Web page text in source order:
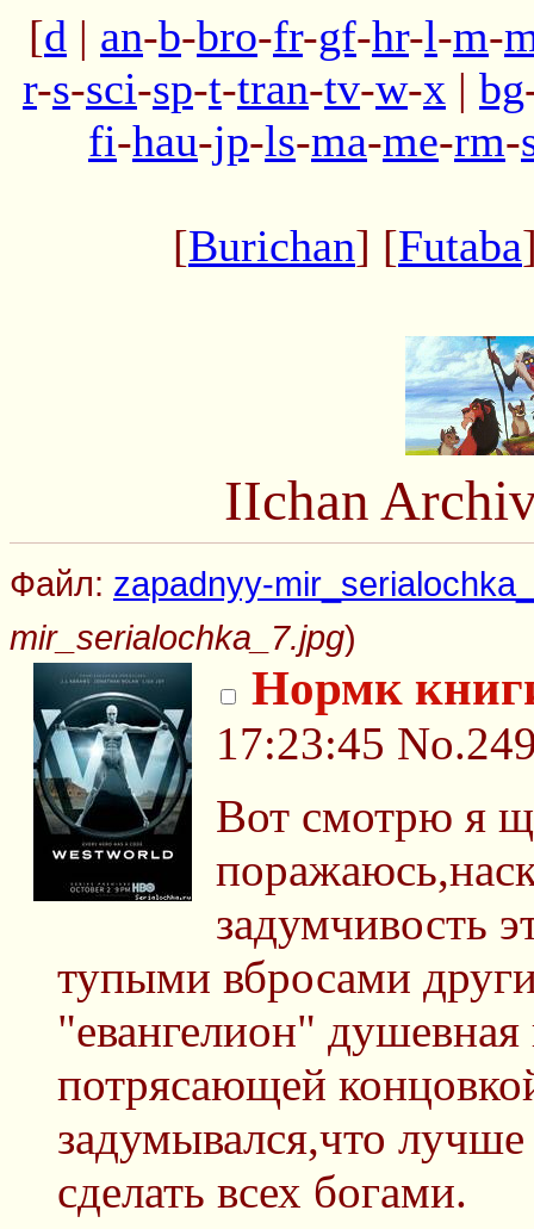
[d | an-b-bro-fr-gf-hr-l-m-
r-s-sci-sp-t-tran-tv-w-x | bg
fi-hau-jp-ls-ma-me-rm-
[Burichan] [Futaba
IIchan
Файл: zapadnyy-
mir_serialochka_7.jpg)
Нормк
17:23:45
Вот смотрю я
задумчивость
тупыми вбросами
"евангелион" душевная
потрясающей
задумывался,что лучше
сделать всех богами.